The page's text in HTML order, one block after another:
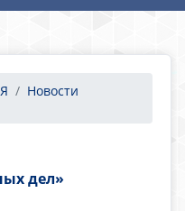
Новости
дел»